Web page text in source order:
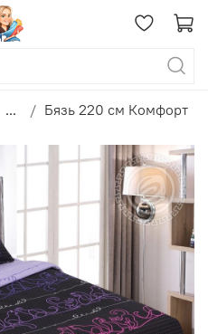
... Бязь 220 см Комфорт